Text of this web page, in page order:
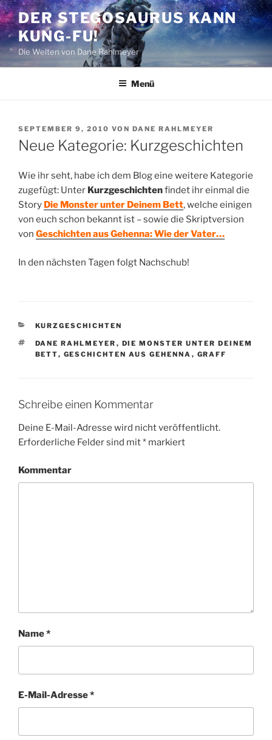
Zum
Inhalt
springen
DER STEGOSAURUS KANN
KUNG-FU!
Die Welten von Dane Rahlmeyer
Menü
VERÖFFENTLICHT
AM
SEPTEMBER 9, 2010 VON DANE RAHLMEYER
Neue Kategorie: Kurzgeschichten
Wie ihr seht, habe ich dem Blog eine weitere Kategorie
zugefügt: Unter Kurzgeschichtenfindet ihr einmal die
Story Die Monster unter Deinem Bett, welche einigen
von euch schon bekannt ist – sowie die Skriptversion
von Geschichten aus Gehenna: Wie der Vater…
In den nächsten Tagen folgt Nachschub!
KATEGORIEN
KURZGESCHICHTEN
SCHLAGWÖRTER
DANE RAHLMEYER , DIE MONSTER UNTER DEINEM
BETT, GESCHICHTEN AUS GEHENNA , GRAFF
Schreibe einen Kommentar
Deine E-Mail-Adresse wird nicht veröffentlicht.
Erforderliche Felder sind mit* markiert
Kommentar
Name*
E-Mail-Adresse*